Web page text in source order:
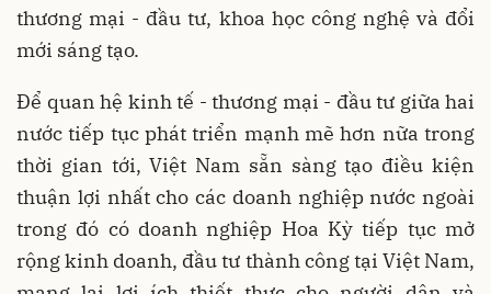
thương mại - đầu tư, khoa học công nghệ và đổi
mới sáng tạo.
Để quan hệ kinh tế - thương mại - đầu tư giữa hai
nước tiếp tục phát triển mạnh mẽ hơn nữa trong
thời gian tới, Việt Nam sẵn sàng tạo điều kiện
thuận lợi nhất cho các doanh nghiệp nước ngoài
trong đó có doanh nghiệp Hoa Kỳ tiếp tục mở
rộng kinh doanh, đầu tư thành công tại Việt Nam,